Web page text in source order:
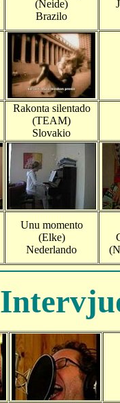
(Neide)
Brazilo
Rakonta silentado
(TEAM)
Slovakio
Unu momento
(Elke)
Nederlando